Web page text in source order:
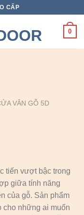
CẤP
0
VÂN GỖ 5D
tiến vượt bậc trong
giữa tính năng
của gỗ. Sản phẩm
cho những ai muốn